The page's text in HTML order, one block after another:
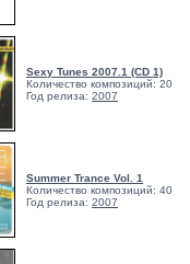
Sexy Tunes 2007.1 (CD 1)
Количество композиций: 20
Год релиза: 2007
Summer Trance Vol. 1
Количество композиций: 40
Год релиза: 2007